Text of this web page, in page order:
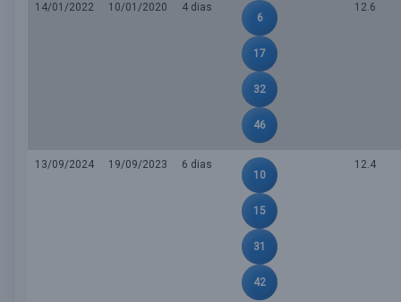
14/01/2022 10/01/2020
4 dias
6
17
32
46
12.6
13/09/2024 19/09/2023
6 dias
10
15
31
42
12.4